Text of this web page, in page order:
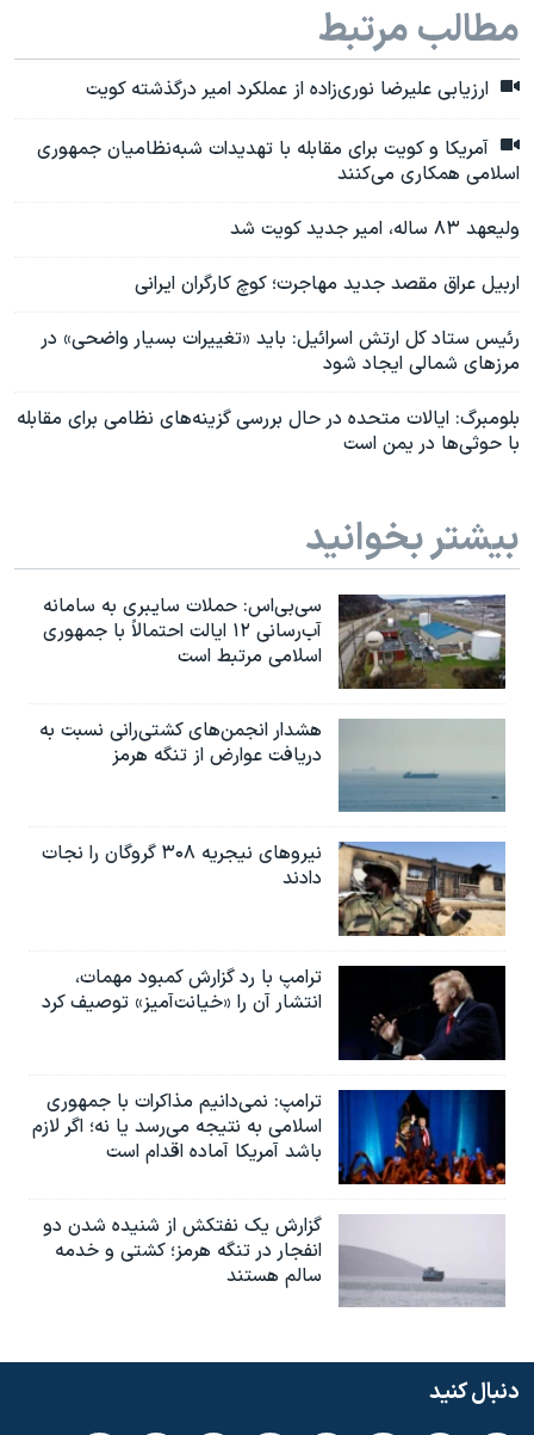
مطالب مرتبط
ارزیابی علیرضا نوری‌زاده از عملکرد امیر درگذشته کویت
آمریکا و کویت برای مقابله با تهدیدات شبه‌نظامیان جمهوری
اسلامی همکاری می‌کنند
ولیعهد ۸۳ ساله، امیر جدید کویت شد
اربیل عراق مقصد جدید مهاجرت؛ کوچ کارگران ایرانی
رئیس ستاد کل ارتش اسرائیل: باید «تغییرات بسیار واضحی» در
مرزهای شمالی ایجاد شود
بلومبرگ: ایالات متحده در حال بررسی گزینه‌های نظامی برای مقابله
با حوثی‌ها در یمن است
بیشتر بخوانید
سی‌بی‌اس: حملات سایبری به سامانه
آب‌رسانی ۱۲ ایالت احتمالاً با جمهوری
اسلامی مرتبط است
هشدار انجمن‌های کشتی‌رانی نسبت به
دریافت عوارض از تنگه هرمز
نیروهای نیجریه‌ ۳۰۸ گروگان را نجات
دادند
ترامپ با رد گزارش کمبود مهمات،
انتشار آن را «خیانت‌آمیز» توصیف کرد
ترامپ: نمی‌دانیم مذاکرات با جمهوری
اسلامی به نتیجه می‌رسد یا نه؛ اگر لازم
باشد آمریکا آماده اقدام است
گزارش یک نفتکش از شنیده شدن دو
انفجار در تنگه هرمز؛ کشتی و خدمه
سالم هستند
دنبال کنید